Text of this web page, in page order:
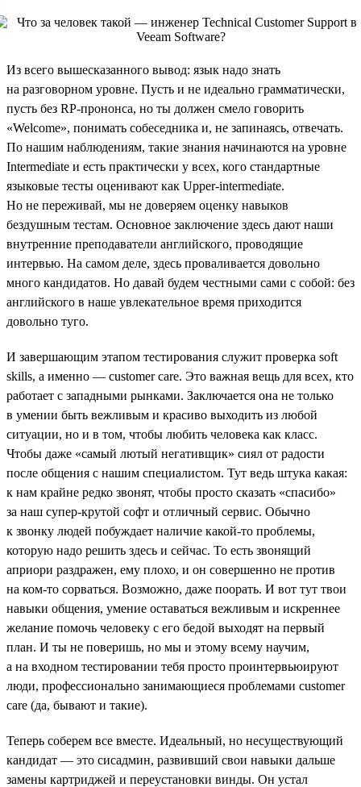
Из всего вышесказанного вывод: язык надо знать
на разговорном уровне. Пусть и не идеально грамматически,
пусть без RP-прононса, но ты должен смело говорить
«Welcome», понимать собеседника и, не запинаясь, отвечать.
По нашим наблюдениям, такие знания начинаются на уровне
Intermediate и есть практически у всех, кого стандартные
языковые тесты оценивают как Upper-intermediate.
Но не переживай, мы не доверяем оценку навыков
бездушным тестам. Основное заключение здесь дают наши
внутренние преподаватели английского, проводящие
интервью. На самом деле, здесь проваливается довольно
много кандидатов. Но давай будем честными сами с собой: без
английского в наше увлекательное время приходится
довольно туго.
И завершающим этапом тестирования служит проверка soft
skills, а именно — customer care. Это важная вещь для всех, кто
работает c западными рынками. Заключается она не только
в умении быть вежливым и красиво выходить из любой
ситуации, но и в том, чтобы любить человека как класс.
Чтобы даже «самый лютый негативщик» сиял от радости
после общения с нашим специалистом. Тут ведь штука какая:
к нам крайне редко звонят, чтобы просто сказать «спасибо»
за наш супер-крутой софт и отличный сервис. Обычно
к звонку людей побуждает наличие какой-то проблемы,
которую надо решить здесь и сейчас. То есть звонящий
априори раздражен, ему плохо, и он совершенно не против
на ком-то сорваться. Возможно, даже поорать. И вот тут твои
навыки общения, умение оставаться вежливым и искреннее
желание помочь человеку с его бедой выходят на первый
план. И ты не поверишь, но мы и этому всему научим,
а на входном тестировании тебя просто проинтервьюируют
люди, профессионально занимающиеся проблемами customer
care (да, бывают и такие).
Теперь соберем все вместе. Идеальный, но несуществующий
кандидат — это сисадмин, развивший свои навыки дальше
замены картриджей и переустановки винды. Он устал